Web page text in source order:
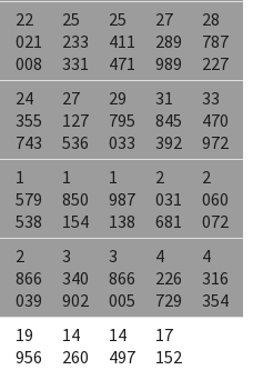
22
021
008
25
233
331
25
411
471
27
289
989
28
787
227
24
355
743
27
127
536
29
795
033
31
845
392
33
470
972
1
579
538
1
850
154
1
987
138
2
031
681
2
060
072
2
866
039
3
340
902
3
866
005
4
226
729
4
316
354
19
956
14
260
14
497
17
152